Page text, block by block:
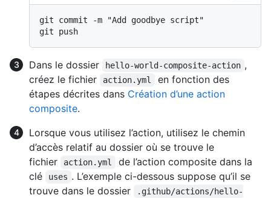
git commit -m "Add goodbye script"
Dans le dossier hello-world-composite-action ,
créez le fichier
action.yml
en fonction des
étapes décrites dans Création d’une action
composite.
Lorsque vous utilisez l’action, utilisez le chemin
d’accès relatif au dossier où se trouve le
fichier
action.yml
de l’action composite dans la
clé
uses . L’exemple ci-dessous suppose qu’il se
trouve dans le dossier
.github/actions/hello-